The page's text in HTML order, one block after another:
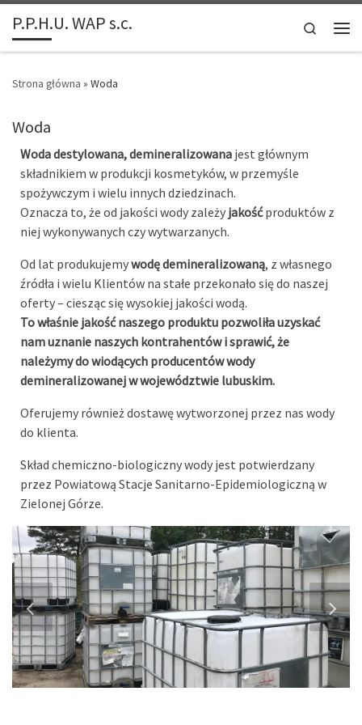
Przejdź do treści
P.P.H.U. WAP s.c.
Search
Strona główna » Woda
Woda
Woda destylowana,demineralizowana jest głównym
składnikiem w produkcji kosmetyków, w przemyśle
spożywczym i wielu innych dziedzinach.
Oznacza to, że od jakości wody zależy jakośćproduktów z
niej wykonywanych czy wytwarzanych.
Od lat produkujemywodę demineralizowaną, z własnego
źródła i wielu Klientów na stałe przekonało się do naszej
oferty – ciesząc się wysokiej jakości wodą.
To właśnie jakość naszego produktu pozwoliła uzyskać
nam uznanie naszych kontrahentów i sprawić, że
należymy do wiodących producentów wody
demineralizowanej w województwie lubuskim.
Oferujemy również dostawę wytworzonej przez nas wody
do klienta.
Skład chemiczno-biologiczny wody jest potwierdzany
przez Powiatową Stacje Sanitarno-Epidemiologiczną w
Zielonej Górze.